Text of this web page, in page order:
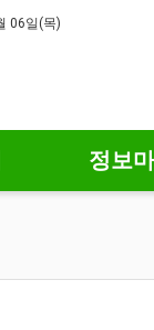
06일(목)
정보